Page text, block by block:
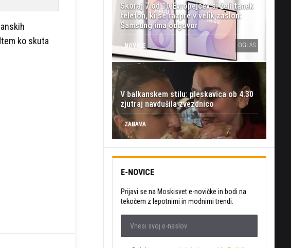
ko skuta
Skoraj 7 od 10 Evropejcev si želi tanek
telefon, ki se razpre v velik zaslon:
Samsung ima odgovor
NOVICE OGLAS
V balkanskem stilu: pleskavica ob 4.30
zjutraj navdušila zvezdnico
ZABAVA
E-NOVICE
Prijavi se na Moskisvet e-novičke in bodi na
tekočem z lepotnimi in modnimi trendi.